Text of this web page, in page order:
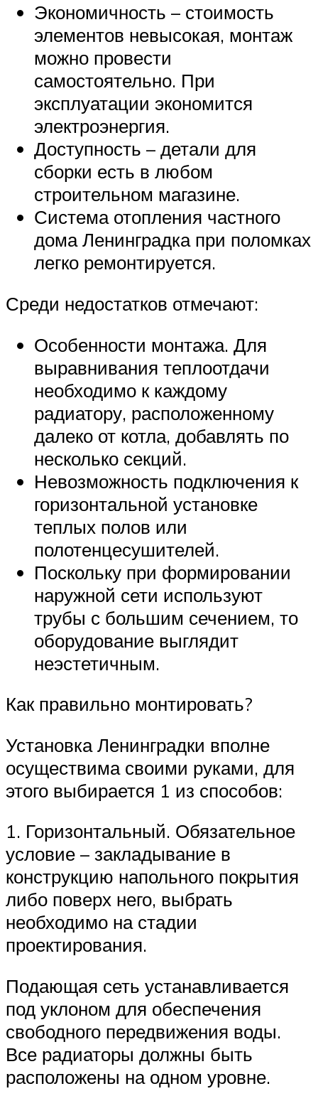
Экономичность – стоимость
элементов невысокая, монтаж
можно провести
самостоятельно. При
эксплуатации экономится
электроэнергия.
Доступность – детали для
сборки есть в любом
строительном магазине.
Система отопления частного
дома Ленинградка при поломках
легко ремонтируется.
Среди недостатков отмечают:
Особенности монтажа. Для
выравнивания теплоотдачи
необходимо к каждому
радиатору, расположенному
далеко от котла, добавлять по
несколько секций.
Невозможность подключения к
горизонтальной установке
теплых полов или
полотенцесушителей.
Поскольку при формировании
наружной сети используют
трубы с большим сечением, то
оборудование выглядит
неэстетичным.
Как правильно монтировать?
Установка Ленинградки вполне
осуществима своими руками, для
этого выбирается 1 из способов:
1. Горизонтальный. Обязательное
условие – закладывание в
конструкцию напольного покрытия
либо поверх него, выбрать
необходимо на стадии
проектирования.
Подающая сеть устанавливается
под уклоном для обеспечения
свободного передвижения воды.
Все радиаторы должны быть
расположены на одном уровне.